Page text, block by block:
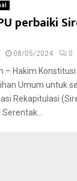
perbaiki
08/05/2024 0
– Hakim
Umum untuk
Rekapitulasi